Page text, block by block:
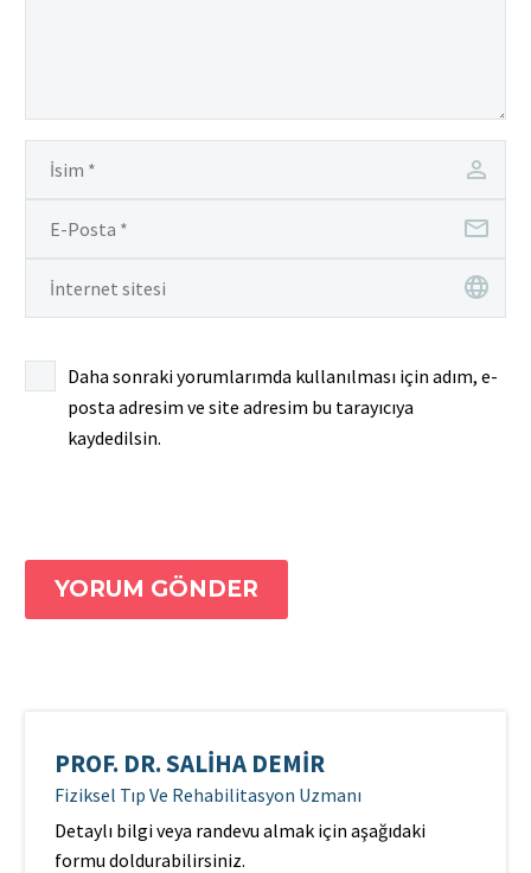
Daha sonraki yorumlarımda kullanılması için adım, e-
posta adresim ve site adresim bu tarayıcıya
kaydedilsin.
YORUM GÖNDER
PROF. DR. SALIHA DEMIR
Fiziksel Tıp Ve Rehabilitasyon Uzmanı
Detaylı bilgi veya randevu almak için aşağıdaki
formu doldurabilirsiniz.